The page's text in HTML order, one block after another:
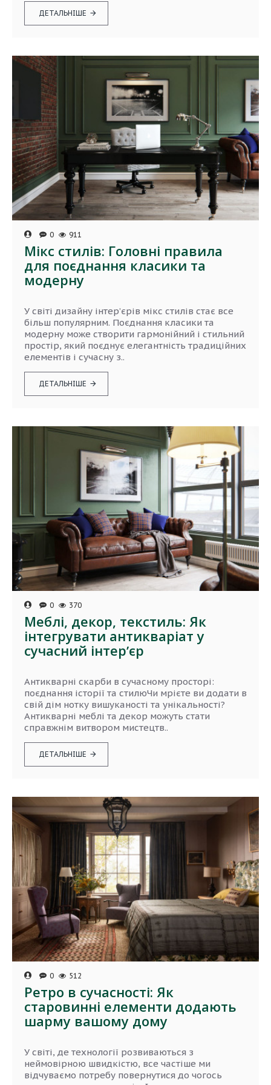
ДЕТАЛЬНІШЕ
0 911
Мікс стилів: Головні правила
для поєднання класики та
модерну
У світі дизайну інтер’єрів мікс стилів стає все
більш популярним. Поєднання класики та
модерну може створити гармонійний і стильний
простір, який поєднує елегантність традиційних
елементів і сучасну з..
ДЕТАЛЬНІШЕ
0 370
Меблі, декор, текстиль: Як
інтегрувати антикваріат у
сучасний інтерʼєр
Антикварні скарби в сучасному просторі:
поєднання історії та стилюЧи мрієте ви додати в
свій дім нотку вишуканості та унікальності?
Антикварні меблі та декор можуть стати
справжнім витвором мистецтв..
ДЕТАЛЬНІШЕ
0 512
Ретро в сучасності: Як
старовинні елементи додають
шарму вашому дому
У світі, де технології розвиваються з
неймовірною швидкістю, все частіше ми
відчуваємо потребу повернутися до чогось